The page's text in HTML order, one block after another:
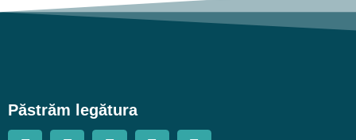
Păstrăm legătura